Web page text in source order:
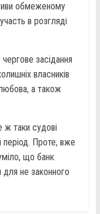
обмеженому
в розгляді
засідання
власників
а також
ж таки судові
Проте, вже
що банк
для не законного